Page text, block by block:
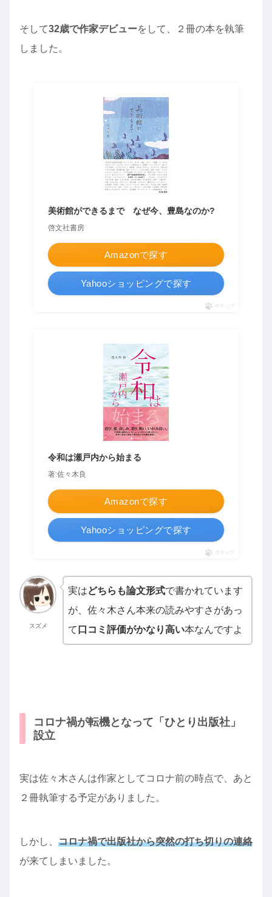
そして32歳で作家デビューをして、２冊の本を執筆
しました。
美術館ができるまで なぜ今、豊島なのか?
啓文社書房
Amazonで探す
Yahooショッピングで探す
ポチップ
令和は瀬戸内から始まる
著:佐々木良
Amazonで探す
Yahooショッピングで探す
ポチップ
スズメ
実はどちらも論文形式で書かれています
が、佐々木さん本来の読みやすさがあっ
て 口コミ評価がかなり高い本なんですよ
コロナ禍が転機となって「ひとり出版社」
設立
実は佐々木さんは作家としてコロナ前の時点で、あと
２冊執筆する予定がありました。
しかし、 コロナ禍で出版社から突然の打ち切りの連絡
が来てしまいました。